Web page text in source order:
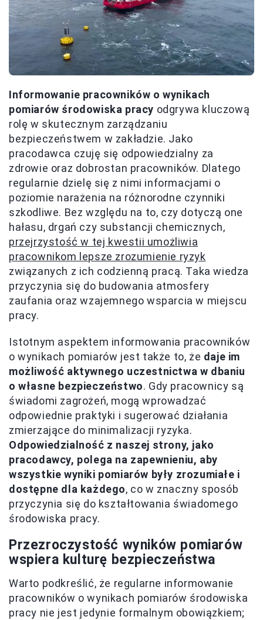
Informowanie pracowników o wynikach
pomiarów środowiska pracy odgrywa kluczową
rolę w skutecznym zarządzaniu
bezpieczeństwem w zakładzie. Jako
pracodawca czuję się odpowiedzialny za
zdrowie oraz dobrostan pracowników. Dlatego
regularnie dzielę się z nimi informacjami o
poziomie narażenia na różnorodne czynniki
szkodliwe. Bez względu na to, czy dotyczą one
hałasu, drgań czy substancji chemicznych,
przejrzystość w tej kwestii umożliwia
pracownikom lepsze zrozumienie ryzyk
związanych z ich codzienną pracą. Taka wiedza
przyczynia się do budowania atmosfery
zaufania oraz wzajemnego wsparcia w miejscu
pracy.
Istotnym aspektem informowania pracowników
o wynikach pomiarów jest także to, że daje im
możliwość aktywnego uczestnictwa w dbaniu
o własne bezpieczeństwo. Gdy pracownicy są
świadomi zagrożeń, mogą wprowadzać
odpowiednie praktyki i sugerować działania
zmierzające do minimalizacji ryzyka.
Odpowiedzialność z naszej strony, jako
pracodawcy, polega na zapewnieniu, aby
wszystkie wyniki pomiarów były zrozumiałe i
dostępne dla każdego, co w znaczny sposób
przyczynia się do kształtowania świadomego
środowiska pracy.
Przezroczystość wyników pomiarów
wspiera kulturę bezpieczeństwa
Warto podkreślić, że regularne informowanie
pracowników o wynikach pomiarów środowiska
pracy nie jest jedynie formalnym obowiązkiem;